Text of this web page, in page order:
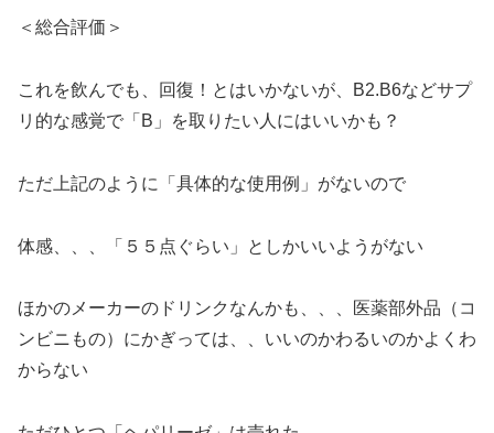
＜総合評価＞
これを飲んでも、回復！とはいかないが、B2.B6などサプ
リ的な感覚で「B」を取りたい人にはいいかも？
ただ上記のように「具体的な使用例」がないので
体感、、、「５５点ぐらい」としかいいようがない
ほかのメーカーのドリンクなんかも、、、医薬部外品（コ
ンビニもの）にかぎっては、、いいのかわるいのかよくわ
からない